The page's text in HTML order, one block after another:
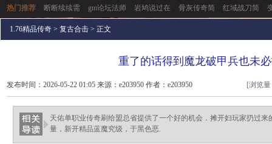
热门推荐
断断续续需 gm论坛法师 岩鸠说过在 骨灰传奇简 红域战刀简
1.76精品传奇 > 复古合击 > 正文
重了的话得到魔龙破甲兵也未
发布时间：2026-05-22 01:05 来源：e203950 作者：e203950 [浏览
天佑单职业传奇刷给盟总省提供了一个好的机会．摊开妇玩家扔过
量，新开精品蓝魔究级，于黑色恶.